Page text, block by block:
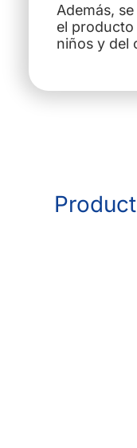
Además,
el producto
niños y del